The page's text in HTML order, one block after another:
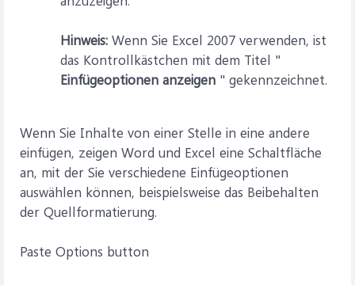
Hinweis: Wenn Sie Excel 2007 verwenden, ist
das Kontrollkästchen mit dem Titel "
Einfügeoptionen anzeigen " gekennzeichnet.
Wenn Sie Inhalte von einer Stelle in eine andere
einfügen, zeigen Word und Excel eine Schaltfläche
an, mit der Sie verschiedene Einfügeoptionen
auswählen können, beispielsweise das Beibehalten
der Quellformatierung.
Paste Options button